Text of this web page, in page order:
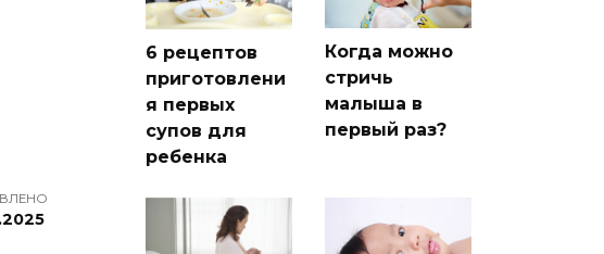
6 рецептов
приготовлени
я первых
супов для
ребенка
Когда можно
стричь
малыша в
первый раз?